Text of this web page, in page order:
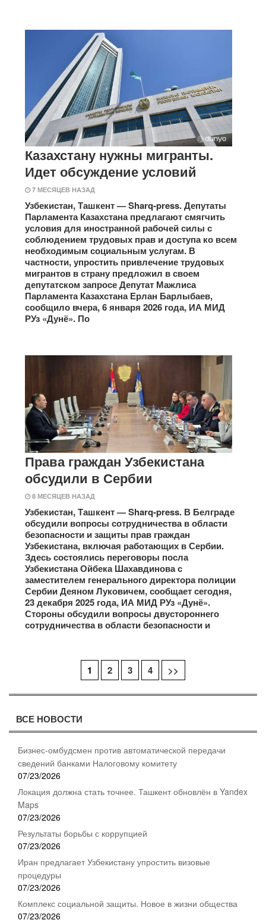
Казахстану нужны мигранты.
Идет обсуждение условий
7 МЕСЯЦЕВ НАЗАД
Узбекистан, Ташкент — Sharq-press. Депутаты
Парламента Казахстана предлагают смягчить
условия для иностранной рабочей силы с
соблюдением трудовых прав и доступа ко всем
необходимым социальным услугам. В
частности, упростить привлечение трудовых
мигрантов в страну предложил в своем
депутатском запросе Депутат Мажлиса
Парламента Казахстана Ерлан Барлыбаев,
сообщило вчера, 6 января 2026 года, ИА МИД
РУз «Дунё». По
Права граждан Узбекистана
обсудили в Сербии
8 МЕСЯЦЕВ НАЗАД
Узбекистан, Ташкент — Sharq-press. В Белграде
обсудили вопросы сотрудничества в области
безопасности и защиты прав граждан
Узбекистана, включая работающих в Сербии.
Здесь состоялись переговоры посла
Узбекистана Ойбека Шахавдинова с
заместителем генерального директора полиции
Сербии Деяном Луковичем, сообщает сегодня,
23 декабря 2025 года, ИА МИД РУз «Дунё».
Стороны обсудили вопросы двустороннего
сотрудничества в области безопасности и
Навигация
по
записям
1 2 3 4 >>
ВСЕ НОВОСТИ
Бизнес-омбудсмен против автоматической передачи
сведений банками Налоговому комитету
07/23/2026
Локация должна стать точнее. Ташкент обновлён в Yandex
Maps
07/23/2026
Результаты борьбы с коррупцией
07/23/2026
Иран предлагает Узбекистану упростить визовые
процедуры
07/23/2026
Комплекс социальной защиты. Новое в жизни общества
07/23/2026